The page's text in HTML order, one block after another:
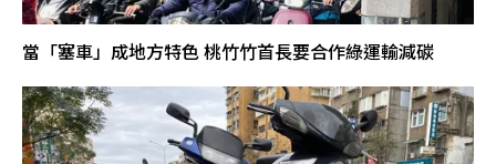
當「塞車」成地方特色 桃竹竹首長要合作綠運輸減碳